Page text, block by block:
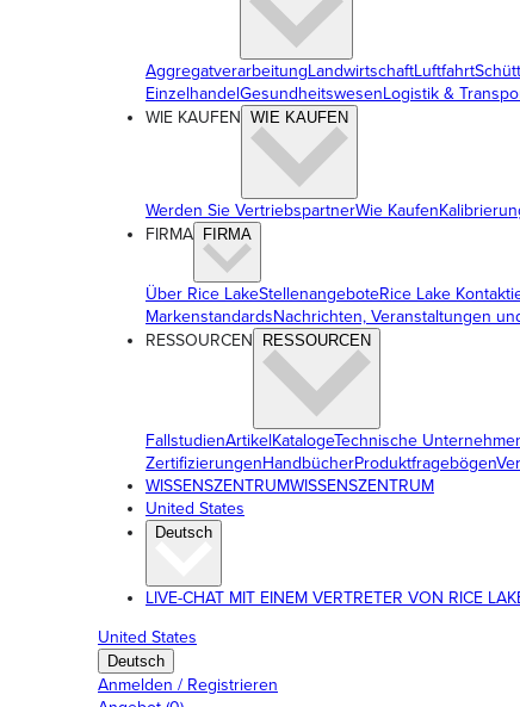
AggregatverarbeitungLandwirtschaftLuftfahrt
EinzelhandelGesundheitswesenLogistik &
WIE KAUFEN WIE KAUFEN
Werden Sie VertriebspartnerWie Kaufen
FIRMA
FIRMA
Über Rice LakeStellenangeboteRice Lake
MarkenstandardsNachrichten, Veranstaltungen
RESSOURCEN
RESSOURCEN
FallstudienArtikelKatalogeTechnische
ZertifizierungenHandbücherProduktfragebögen
WISSENSZENTRUMWISSENSZENTRUM
United States
Deutsch
LIVE-CHAT MIT EINEM VERTRETER VON RICE
United States
Deutsch
Anmelden / Registrieren